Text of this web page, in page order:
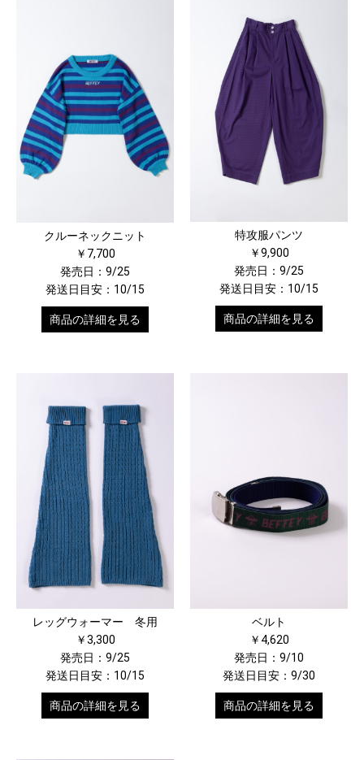
クルーネックニット
￥7,700
発売日：9/25
発送日目安：10/15
商品の詳細を見る
特攻服パンツ
￥9,900
発売日：9/25
発送日目安：10/15
商品の詳細を見る
レッグウォーマー 冬用
￥3,300
発売日：9/25
発送日目安：10/15
商品の詳細を見る
ベルト
￥4,620
発売日：9/10
発送日目安：9/30
商品の詳細を見る